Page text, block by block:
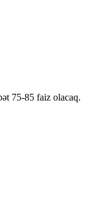
75-85 faiz olacaq.